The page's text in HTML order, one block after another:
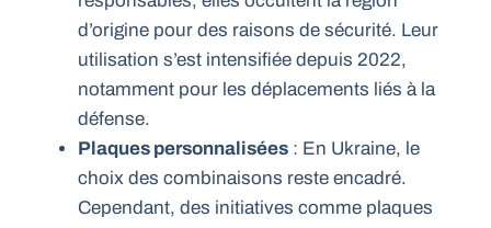
d’origine pour des raisons de sécurité. Leur
utilisation s’est intensifiée depuis 2022,
notamment pour les déplacements liés à la
défense.
Plaques personnalisées : En Ukraine, le
choix des combinaisons reste encadré.
Cependant, des initiatives comme plaques